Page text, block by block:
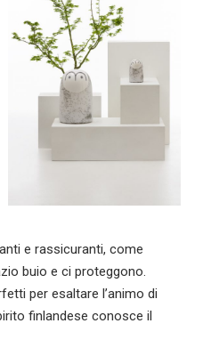
e rassicuranti, come
buio e ci proteggono.
per esaltare l’animo di
finlandese conosce il